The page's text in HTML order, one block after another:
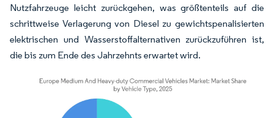
Nutzfahrzeuge leicht zurückgehen, was größtenteils auf die
schrittweise Verlagerung von Diesel zu gewichtspenalisierten
elektrischen und Wasserstoffalternativen zurückzuführen ist,
die bis zum Ende des Jahrzehnts erwartet wird.